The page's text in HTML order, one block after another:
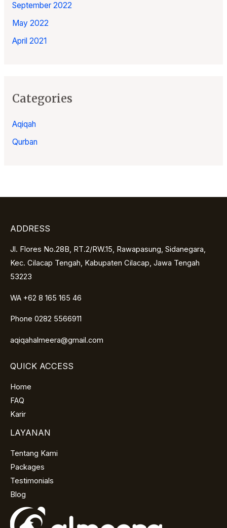
September 2022
May 2022
April 2021
Categories
Aqiqah
Qurban
ADDRESS
Jl. Flores No.28B, RT.2/RW.15, Rawapasung, Sidanegara,
Kec. Cilacap Tengah, Kabupaten Cilacap, Jawa Tengah
53223
WA +62 8 165 165 46
Phone 0282 5566911
aqiqahalmeera@gmail.com
QUICK ACCESS
Home
FAQ
Karir
LAYANAN
Tentang Kami
Packages
Testimonials
Blog